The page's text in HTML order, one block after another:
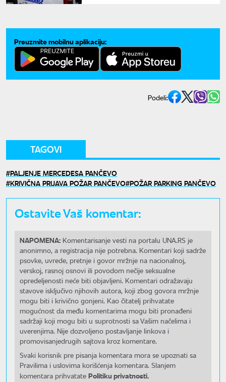
Preuzmite mobilnu aplikaciju:
Podeli:
TAGOVI
PALJENJE MERCEDESA PANČEVO
KRIVIČNA PRIJAVA POŽAR PANČEVO POŽAR PARKING PANČEVO
Ostavite Vaš komentar:
NAPOMENA: Komentarisanje vesti na portalu UNA.RS je
anonimno, a registracija nije potrebna. Komentari koji sadrže
psovke, uvrede, pretnje i govor mržnje na nacionalnoj,
verskoj, rasnoj osnovi ili povodom nečije seksualne
opredeljenosti neće biti objavljeni. Komentari odražavaju
stavove isključivo njihovih autora, koji zbog govora mržnje
mogu biti i krivično gonjeni. Kao čitatelj prihvatate
mogućnost da među komentarima mogu biti pronađeni
sadržaji koji mogu biti u suprotnosti sa Vašim načelima i
uverenjima. Nije dozvoljeno postavljanje linkova i
promovisanjedrugih sajtova kroz komentare.
Svaki korisnik pre pisanja komentara mora se upoznati sa
Pravilima i uslovima korišćenja komentara. Slanjem
komentara prihvatate Politiku privatnosti.